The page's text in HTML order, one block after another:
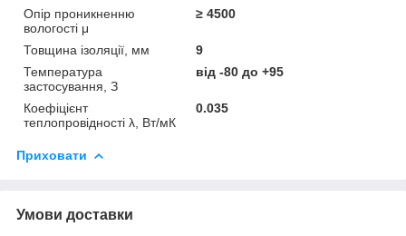
Опір проникненню
вологості μ
≥ 4500
Товщина ізоляції, мм
9
Температура
застосування, З
від -80 до +95
Коефіцієнт
теплопровідності λ, Вт/мК
0.035
Приховати
Умови доставки